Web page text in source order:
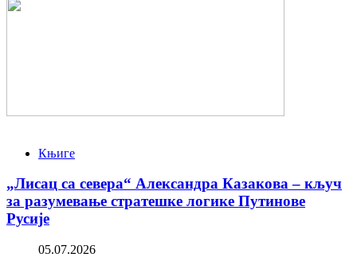
Књиге
„Лисац са севера“ Александра Казакова – кључ
за разумевање стратешке логике Путинове
Русије
05.07.2026